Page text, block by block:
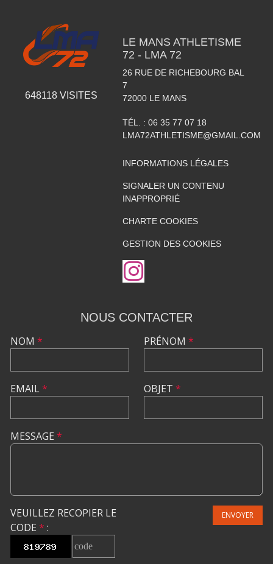
648118VISITES
LE MANS ATHLETISME
72 - LMA 72
26 RUE DE RICHEBOURG BAL
7
72000 LE MANS
TÉL. : 06 35 77 07 18
LMA72ATHLETISME@GMAIL.COM
INFORMATIONS LÉGALES
SIGNALER UN CONTENU
INAPPROPRIÉ
CHARTE COOKIES
GESTION DES COOKIES
NOUS CONTACTER
NOM *
EMAIL*
PRÉNOM *
OBJET *
MESSAGE *
VEUILLEZ RECOPIER LE
CODE * :
ENVOYER